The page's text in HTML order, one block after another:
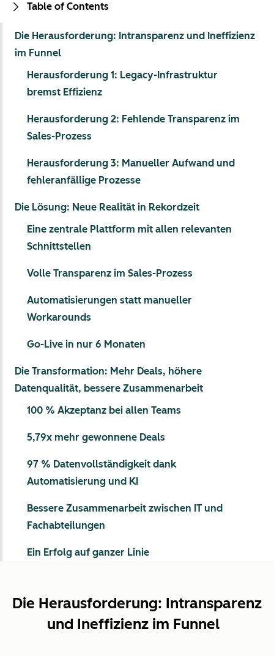
Die Herausforderung: Intransparenz
und Ineffizienz im Funnel
Table of Contents
Die Herausforderung: Intransparenz und Ineffizienz
im Funnel
Herausforderung 1: Legacy-Infrastruktur
bremst Effizienz
Herausforderung 2: Fehlende Transparenz im
Sales-Prozess
Herausforderung 3: Manueller Aufwand und
fehleranfällige Prozesse
Die Lösung: Neue Realität in Rekordzeit
Eine zentrale Plattform mit allen relevanten
Schnittstellen
Volle Transparenz im Sales-Prozess
Automatisierungen statt manueller
Workarounds
Go-Live in nur 6 Monaten
Die Transformation: Mehr Deals, höhere
Datenqualität, bessere Zusammenarbeit
100 % Akzeptanz bei allen Teams
5,79x mehr gewonnene Deals
97 % Datenvollständigkeit dank
Automatisierung und KI
Bessere Zusammenarbeit zwischen IT und
Fachabteilungen
Ein Erfolg auf ganzer Linie